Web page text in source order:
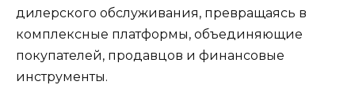
дилерского обслуживания, превращаясь в
комплексные платформы, объединяющие
покупателей, продавцов и финансовые
инструменты.